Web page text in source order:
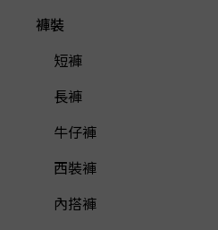
褲裝
短褲
長褲
牛仔褲
西裝褲
內搭褲